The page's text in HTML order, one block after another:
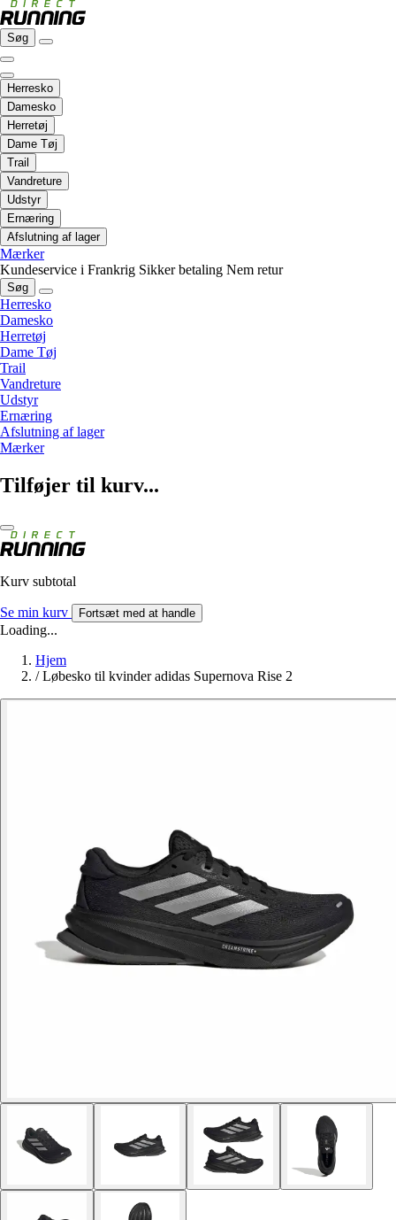
Søg
Herresko
Damesko
Herretøj
Dame Tøj
Trail
Vandreture
Udstyr
Ernæring
Afslutning af lager
Mærker
Kundeservice i Frankrig Sikker betaling Nem retur
Søg
Herresko
Damesko
Herretøj
Dame Tøj
Trail
Vandreture
Udstyr
Ernæring
Afslutning af lager
Mærker
Tilføjer til kurv...
Kurv subtotal
Se min kurv Fortsæt med at handle
Loading...
Hjem
/ Løbesko til kvinder adidas Supernova Rise 2